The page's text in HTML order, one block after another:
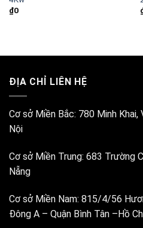
₫0
ĐỊA CHỈ LIÊN HỆ
Cơ sở Miền Bắc: 780 Minh Khai,
Nội
Cơ sở Miền Trung: 683 Trường
Nẵng
Cơ sở Miền Nam: 815/4/56
Đông A – Quận Bình Tân –Hồ